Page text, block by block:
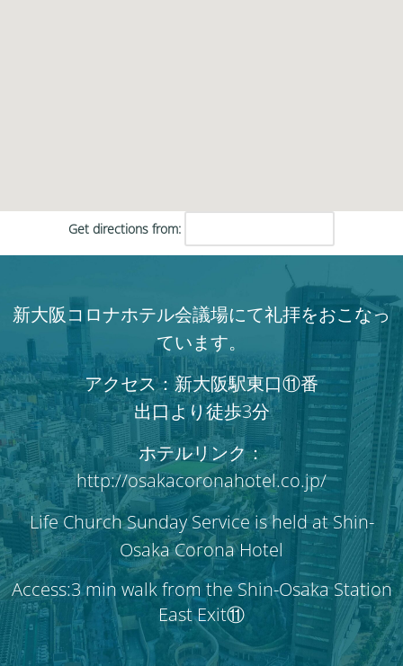
Get directions from:
新大阪コロナホテル会議場にて礼拝をおこなっ
ています。
アクセス：新大阪駅東口⑪番
出口より徒歩3分
ホテルリンク：
http://osakacoronahotel.co.jp/
Life Church Sunday Service is held at Shin-
Osaka Corona Hotel
Access:3 min walk from the Shin-Osaka Station
East Exit⑪